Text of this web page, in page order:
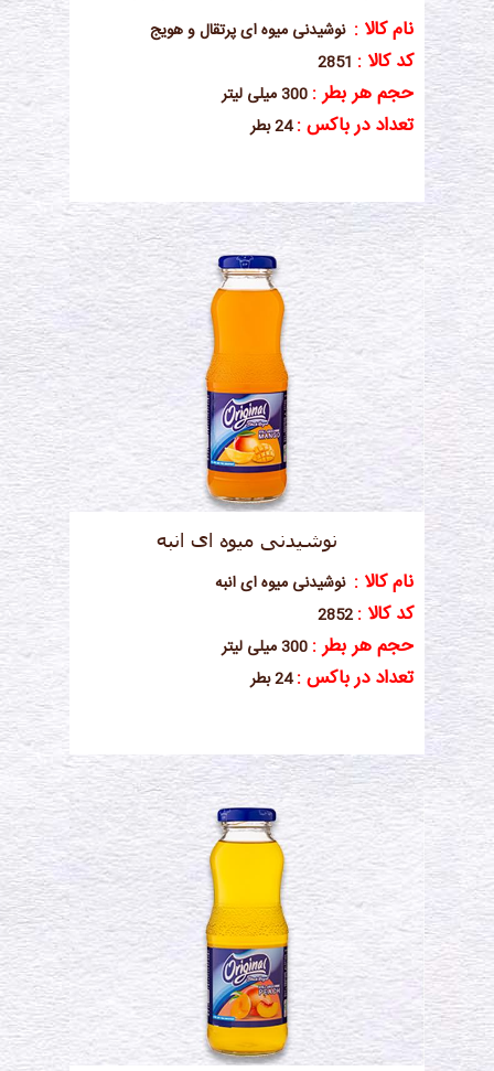
نام کالا : نوشیدنی میوه ای پرتقال و هویج
کد کالا :
حجم هر بطر :
تعداد در باکس :24 بطر
نوشیدنی میوه ای انبه
نام کالا : نوشیدنی میوه ای انبه
کد کالا :
حجم هر بطر :
تعداد در باکس :24 بطر